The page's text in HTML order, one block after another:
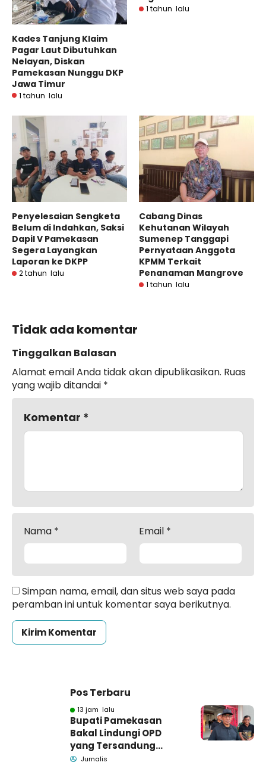
Kades Tanjung Klaim
Pagar Laut Dibutuhkan
Nelayan, Diskan
Pamekasan Nunggu DKP
Jawa Timur
1 tahun lalu
1 tahun lalu
Penyelesaian Sengketa
Belum di Indahkan, Saksi
Dapil V Pamekasan
Segera Layangkan
Laporan ke DKPP
2 tahun lalu
Cabang Dinas
Kehutanan Wilayah
Sumenep Tanggapi
Pernyataan Anggota
KPMM Terkait
Penanaman Mangrove
1 tahun lalu
Tidak ada komentar
Tinggalkan Balasan
Alamat email Anda tidak akan dipublikasikan. Ruas
yang wajib ditandai *
Komentar *
Nama * Email *
Simpan nama, email, dan situs web saya pada
peramban ini untuk komentar saya berikutnya.
Pos Terbaru
13 jam lalu
Bupati Pamekasan
Bakal Lindungi OPD
yang Tersandung
Dugaan Korupsi
Jurnalis